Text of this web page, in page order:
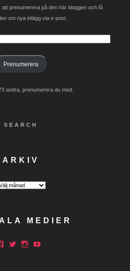
prenumerera på den här bloggen och få
om nya inlägg via e-post.
Prenumerera
andra, prenumerera du med.
SEARCH
ARKIV
MEDIER
Facebook
Twitter
Instagram